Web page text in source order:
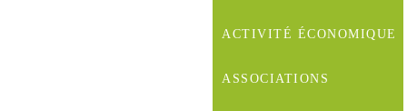
ACTIVITÉ ÉCONOMIQUE
ASSOCIATIONS